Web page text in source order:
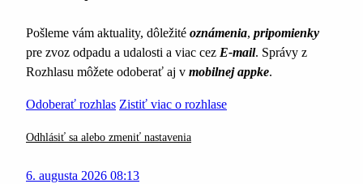
Pošleme vám aktuality, dôležité oznámenia, pripomienky
pre zvoz odpadu a udalosti a viac cez E-mail. Správy z
Rozhlasu môžete odoberať aj v mobilnej appke.
Odoberať rozhlas Zistiť viac o rozhlase
Odhlásiť sa alebo zmeniť nastavenia
6. augusta 2026 08:13